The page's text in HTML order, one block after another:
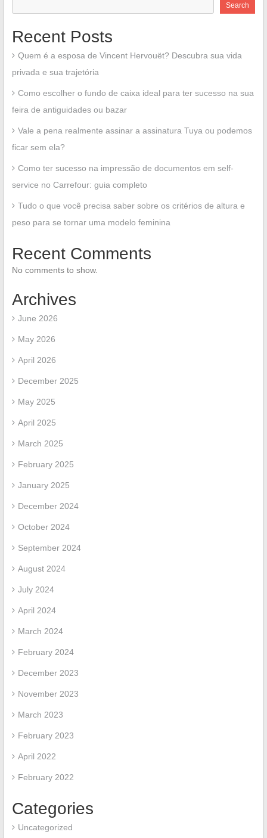
Search
Recent Posts
Quem é a esposa de Vincent Hervouët? Descubra sua vida
privada e sua trajetória
Como escolher o fundo de caixa ideal para ter sucesso na sua
feira de antiguidades ou bazar
Vale a pena realmente assinar a assinatura Tuya ou podemos
ficar sem ela?
Como ter sucesso na impressão de documentos em self-
service no Carrefour: guia completo
Tudo o que você precisa saber sobre os critérios de altura e
peso para se tornar uma modelo feminina
Recent Comments
No comments to show.
Archives
June 2026
May 2026
April 2026
December 2025
May 2025
April 2025
March 2025
February 2025
January 2025
December 2024
October 2024
September 2024
August 2024
July 2024
April 2024
March 2024
February 2024
December 2023
November 2023
March 2023
February 2023
April 2022
February 2022
Categories
Uncategorized